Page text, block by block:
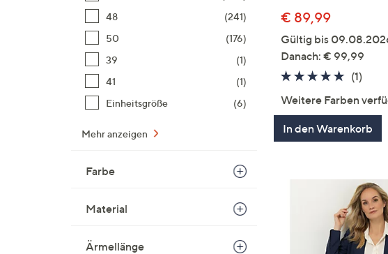
48
(241)
50
(176)
39
(1)
41
(1)
Einheitsgröße
(6)
Mehr anzeigen
Farbe
Material
Ärmellänge
€ 89,99
Gültig bis
Danach: € 99,99
5.0
5
(1)1
Weitere Farben
In den Warenkorb